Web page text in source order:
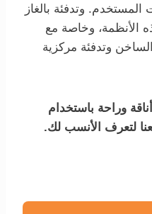
وتدفئة بالغاز
الأنظمة، وخاصة مع
الساخن وتدفئة مركزية
وراحة باستخدام
لتعرف الأنسب لك.